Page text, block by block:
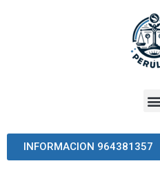
INFORMACION 964381357